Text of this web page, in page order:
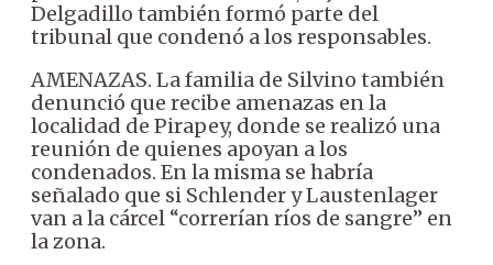
Delgadillo también formó parte del
tribunal que condenó a los responsables.
AMENAZAS. La familia de Silvino también
denunció que recibe amenazas en la
localidad de Pirapey, donde se realizó una
reunión de quienes apoyan a los
condenados. En la misma se habría
señalado que si Schlender y Laustenlager
van a la cárcel “correrían ríos de sangre” en
la zona.